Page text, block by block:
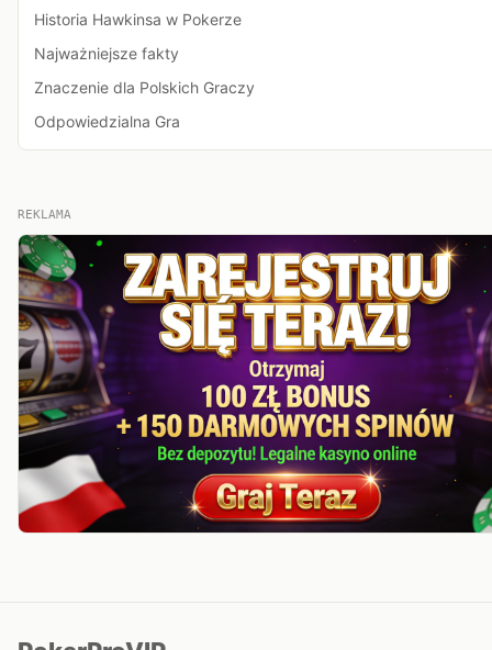
Historia Hawkinsa w Pokerze
Najważniejsze fakty
Znaczenie dla Polskich Graczy
Odpowiedzialna Gra
REKLAMA